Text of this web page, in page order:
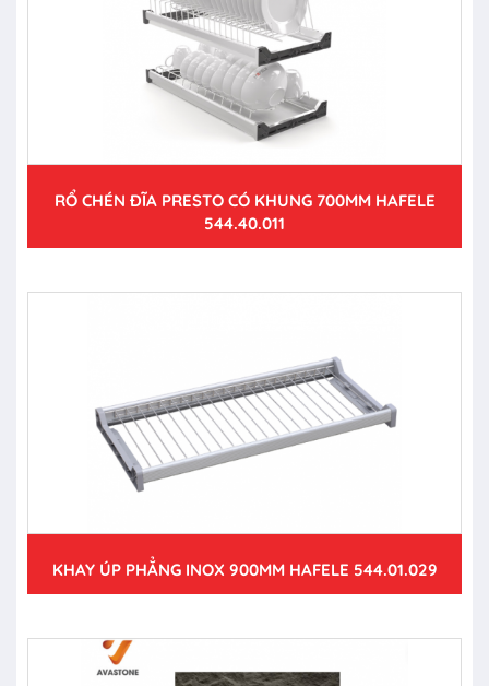
RỔ CHÉN ĐĨA PRESTO CÓ KHUNG 700MM HAFELE
544.40.011
KHAY ÚP PHẲNG INOX 900MM HAFELE 544.01.029